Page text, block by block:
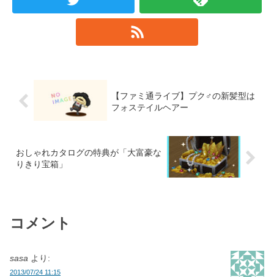
【ファミ通ライブ】プク♂の新髪型は
フォステイルヘアー
おしゃれカタログの特典が「大富豪な
りきり宝箱」
コメント
sasa より:
2013/07/24 11:15